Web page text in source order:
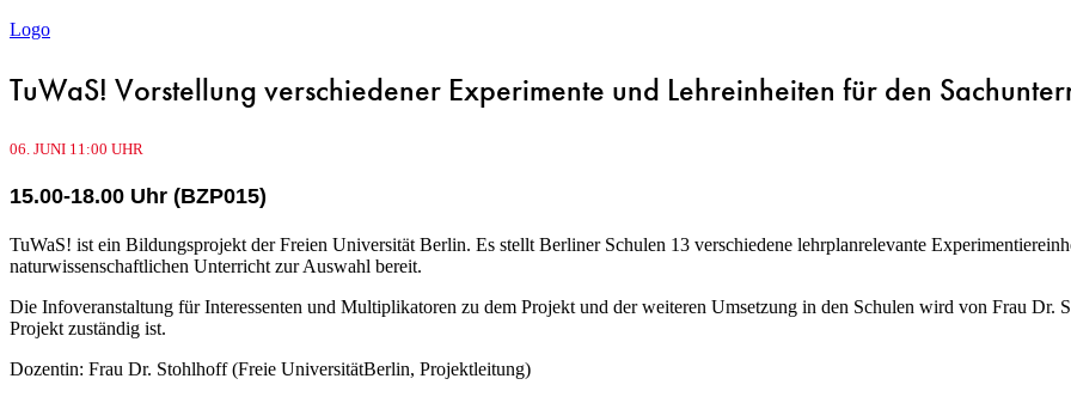
Logo
TuWaS! Vorstellung verschiedener Experimente und Lehreinheiten für den
06. JUNI 11:00 UHR
15.00-18.00 Uhr (BZP015)
TuWaS! ist ein Bildungsprojekt der Freien Universität Berlin. Es stellt Berliner Schulen 13 verschiedene lehrplanrelevante
naturwissenschaftlichen Unterricht zur Auswahl bereit.
Die Infoveranstaltung für Interessenten und Multiplikatoren zu dem Projekt und der weiteren Umsetzung in den Schulen wird von Frau
Projekt zuständig ist.
Dozentin: Frau Dr. Stohlhoff (Freie UniversitätBerlin, Projektleitung)